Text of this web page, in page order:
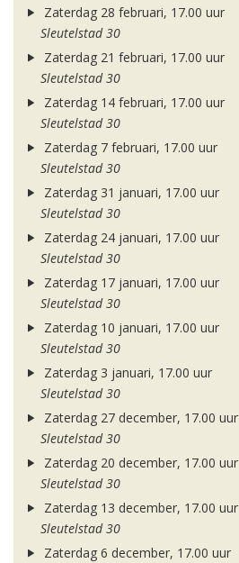
Zaterdag 28 februari, 17.00 uur
Sleutelstad 30
Zaterdag 21 februari, 17.00 uur
Sleutelstad 30
Zaterdag 14 februari, 17.00 uur
Sleutelstad 30
Zaterdag 7 februari, 17.00 uur
Sleutelstad 30
Zaterdag 31 januari, 17.00 uur
Sleutelstad 30
Zaterdag 24 januari, 17.00 uur
Sleutelstad 30
Zaterdag 17 januari, 17.00 uur
Sleutelstad 30
Zaterdag 10 januari, 17.00 uur
Sleutelstad 30
Zaterdag 3 januari, 17.00 uur
Sleutelstad 30
Zaterdag 27 december, 17.00 uur
Sleutelstad 30
Zaterdag 20 december, 17.00 uur
Sleutelstad 30
Zaterdag 13 december, 17.00 uur
Sleutelstad 30
Zaterdag 6 december, 17.00 uur